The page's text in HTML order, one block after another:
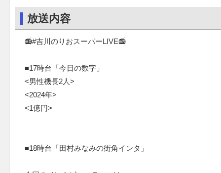
放送内容
📻#吉川のりおスーパーLIVE📻
■17時台「今日の数字」
<男性機長2人>
<2024年>
<1億円>
■18時台「田村みなみの街角インタ」